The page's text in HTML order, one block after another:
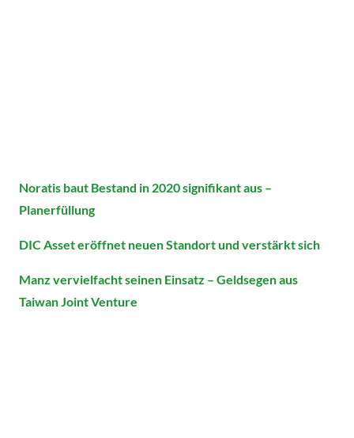
Noratis baut Bestand in 2020 signifikant aus –
Planerfüllung
DIC Asset eröffnet neuen Standort und verstärkt sich
Manz vervielfacht seinen Einsatz – Geldsegen aus
Taiwan Joint Venture